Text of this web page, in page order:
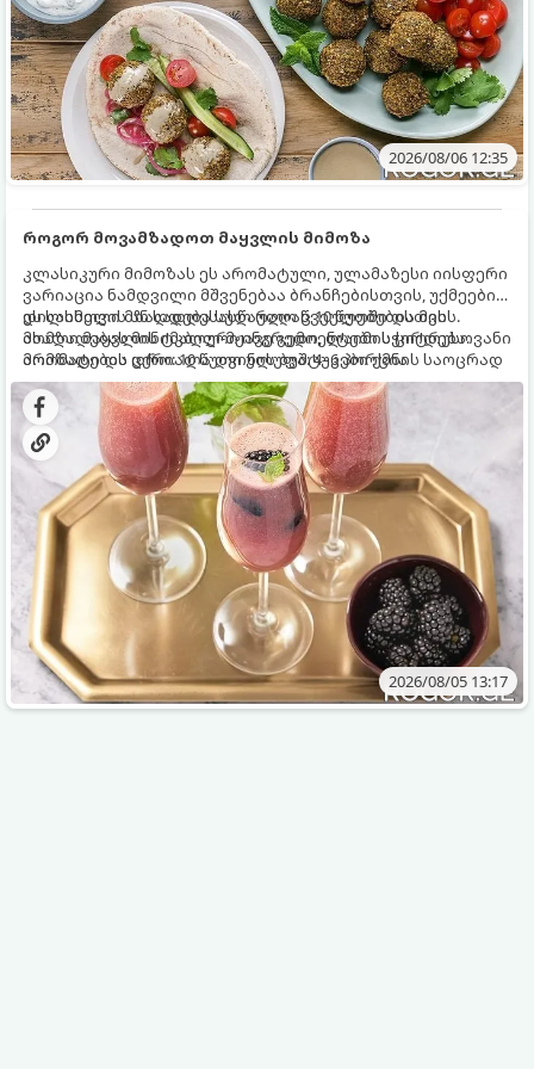
2026/08/06 12:35
როგორ მოვამზადოთ მაყვლის მიმოზა
კლასიკური მიმოზას ეს არომატული, ულამაზესი იისფერი
ვარიაცია ნამდვილი მშვენებაა ბრანჩებისთვის, უქმეების
დილისთვის ან სადღესასწაულო წვეულებებისთვის.
ახალი მაყვლის ტკბილ-მჟავე გემო, ლაიმის ციტრუსოვანი
არომატი და ცქრიალა ღვინის ბუშტუკები ქმნის საოცრად
დახვეწილ და მაგრილებელ კოქტეილს.
ეს სასმელი მზადდება სულ რაღაც 10 წუთში და მის
მომზადებას მინიმალური ინგრედიენტები სჭირდება.
მომზადების დრო: 10 წუთი ულუფა: 4–6 პორცია
2026/08/05 13:17